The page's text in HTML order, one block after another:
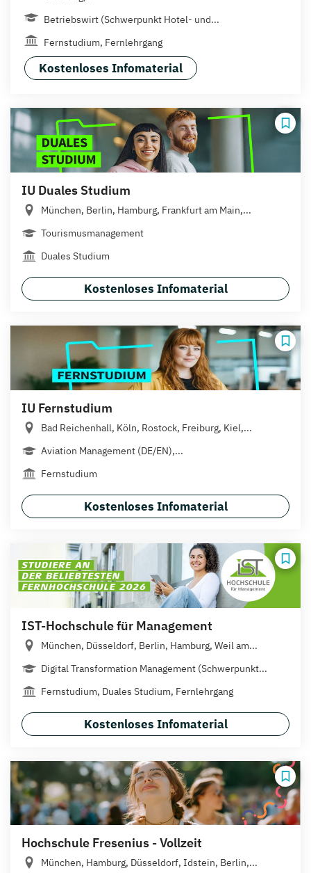
Betriebswirt (Schwerpunkt Hotel- und...
Fernstudium, Fernlehrgang
Kostenloses Infomaterial
IU Duales Studium
München, Berlin, Hamburg, Frankfurt am Main,...
Tourismusmanagement
Duales Studium
Kostenloses Infomaterial
IU Fernstudium
Bad Reichenhall, Köln, Rostock, Freiburg, Kiel,...
Aviation Management (DE/EN),...
Fernstudium
Kostenloses Infomaterial
IST-Hochschule für Management
München, Düsseldorf, Berlin, Hamburg, Weil am...
Digital Transformation Management (Schwerpunkt...
Fernstudium, Duales Studium, Fernlehrgang
Kostenloses Infomaterial
Hochschule Fresenius - Vollzeit
München, Hamburg, Düsseldorf, Idstein, Berlin,...